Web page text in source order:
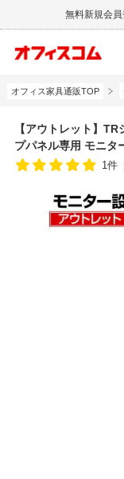
無料新規会
オフィス家具通販TOP
【アウトレット】
プパネル専用 モニタ
1件